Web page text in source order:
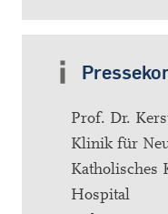
Prof. Dr.
Klinik für
Katholisches
Hospital